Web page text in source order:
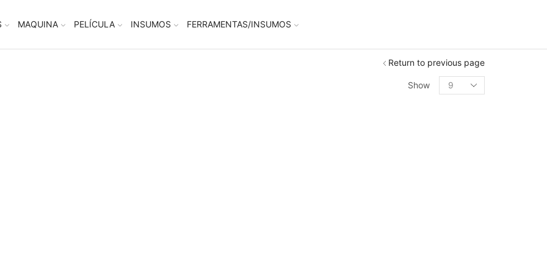
MAQUINA PELÍCULA INSUMOS FERRAMENTAS/INSUMOS
Return to previous page
Show